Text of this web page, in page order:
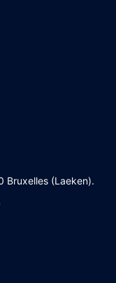
Bruxelles (Laeken).